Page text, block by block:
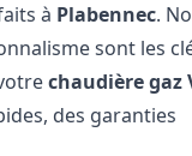
à Plabennec.
sont les
chaudière gaz
des garanties